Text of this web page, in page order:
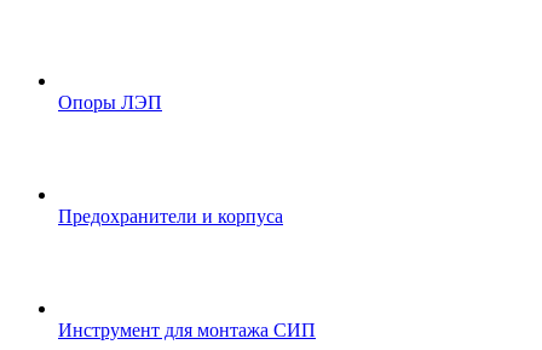
Опоры ЛЭП
Предохранители и корпуса
Инструмент для монтажа СИП